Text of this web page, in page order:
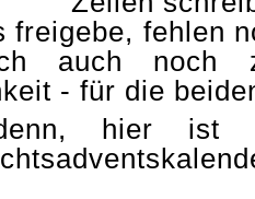
freigebe, fehlen
auch noch
- für die
hier ist